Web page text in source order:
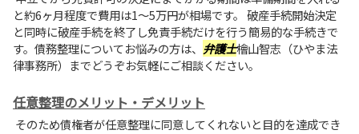
と約6ヶ月程度で費用は1〜5万円が相場です。 破産手続開始決定
と同時に破産手続を終了し免責手続だけを行う簡易的な手続きで
す。債務整理についてお悩みの方は、 弁護士檜山智志（ひやま法
律事務所）までどうぞお気軽にご相談ください。
任意整理のメリット・デメリット
そのため債権者が任意整理に同意してくれないと目的を達成でき